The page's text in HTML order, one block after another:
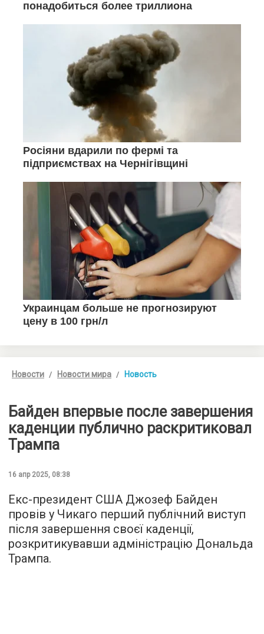
Новости Новости мира Новость
Байден впервые после завершения
каденции публично раскритиковал
Трампа
16 апр 2025, 08:38
Екс-президент США Джозеф Байден
провів у Чикаго перший публічний виступ
після завершення своєї каденції,
розкритикувавши адміністрацію Дональда
Трампа.